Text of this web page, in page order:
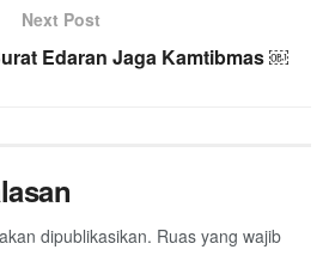
Next Post
Edaran Jaga Kamtibmas ￼
dipublikasikan. Ruas yang wajib